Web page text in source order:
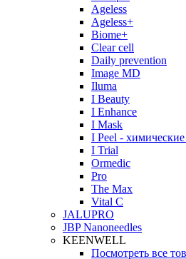
Ageless
Ageless+
Biome+
Clear cell
Daily prevention
Image MD
Iluma
I Beauty
I Enhance
I Mask
I Peel -
I Trial
Ormedic
Pro
The Max
Vital C
JALUPRO
JBP Nanoneedles
KEENWELL
Посмотреть все